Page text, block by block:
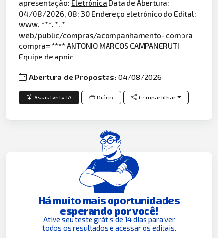
apresentação: Eletrônica Data de Abertura:
04/08/2026, 08: 30 Endereço eletrônico do Edital:
www. ***. *. *
web/public/compras/acompanhamento- compra
compra= **** ANTONIO MARCOS CAMPANERUTI
Equipe de apoio
Abertura de Propostas:04/08/2026
Assistente IA Diário Compartilhar
Há muito mais oportunidades
esperando por você!
Ative seu teste grátis de 14 dias para ver
todos os resultados e acessar os editais.